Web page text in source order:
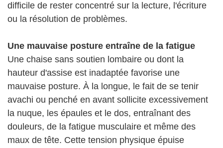
difficile de rester concentré sur la lecture, l'écriture
ou la résolution de problèmes.
Une mauvaise posture entraîne de la fatigue
Une chaise sans soutien lombaire ou dont la
hauteur d'assise est inadaptée favorise une
mauvaise posture. À la longue, le fait de se tenir
avachi ou penché en avant sollicite excessivement
la nuque, les épaules et le dos, entraînant des
douleurs, de la fatigue musculaire et même des
maux de tête. Cette tension physique épuise